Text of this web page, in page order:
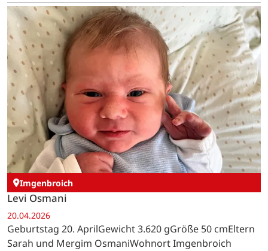
Imgenbroich
Levi Osmani
20.04.2026
Geburtstag 20. AprilGewicht 3.620 gGröße 50 cmEltern
Sarah und Mergim OsmaniWohnort Imgenbroich